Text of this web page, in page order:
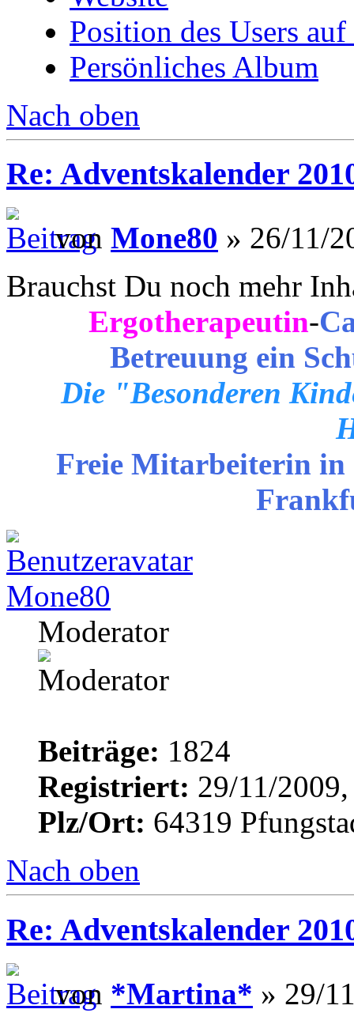
Position des Users
Persönliches Album
Nach oben
Re: Adventskalender
von Mone80 » 26/11/
Brauchst Du noch mehr
Ergotherapeutin-
Betreuung ein
Die "Besonderen
Freie Mitarbeiterin in
Mone80
Moderator
Beiträge: 1824
Registriert: 29/11/
Plz/Ort: 64319
Nach oben
Re: Adventskalender
von *Martina* » 29/